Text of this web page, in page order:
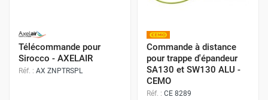
Télécommande pour
Sirocco - AXELAIR
Réf. : AX ZNPTRSPL
Commande à distance
pour trappe d'épandeur
SA130 et SW130 ALU -
CEMO
Réf. : CE 8289